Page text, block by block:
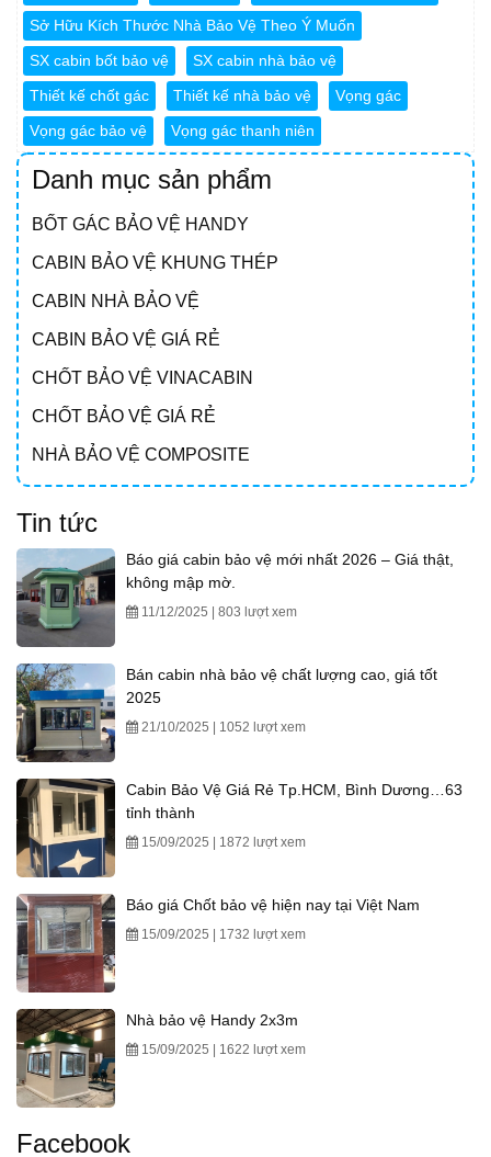
Sở Hữu Kích Thước Nhà Bảo Vệ Theo Ý Muốn
SX cabin bốt bảo vệ
SX cabin nhà bảo vệ
Thiết kế chốt gác
Thiết kế nhà bảo vệ
Vọng gác
Vọng gác bảo vệ
Vọng gác thanh niên
Danh mục sản phẩm
BỐT GÁC BẢO VỆ HANDY
CABIN BẢO VỆ KHUNG THÉP
CABIN NHÀ BẢO VỆ
CABIN BẢO VỆ GIÁ RẺ
CHỐT BẢO VỆ VINACABIN
CHỐT BẢO VỆ GIÁ RẺ
NHÀ BẢO VỆ COMPOSITE
Tin tức
Báo giá cabin bảo vệ mới nhất 2026 – Giá thật,
không mập mờ.
11/12/2025 | 803 lượt xem
Bán cabin nhà bảo vệ chất lượng cao, giá tốt
2025
21/10/2025 | 1052 lượt xem
Cabin Bảo Vệ Giá Rẻ Tp.HCM, Bình Dương…63
tỉnh thành
15/09/2025 | 1872 lượt xem
Báo giá Chốt bảo vệ hiện nay tại Việt Nam
15/09/2025 | 1732 lượt xem
Nhà bảo vệ Handy 2x3m
15/09/2025 | 1622 lượt xem
Facebook